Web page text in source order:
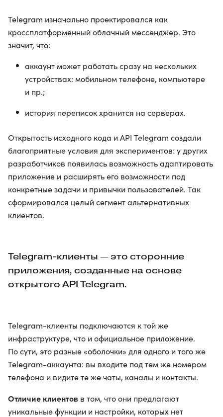
Telegram изначально проектировался как
кроссплатформенный облачный мессенджер. Это
значит, что:
аккаунт может работать сразу на нескольких
устройствах: мобильном телефоне, компьютере
и пр.;
история переписок хранится на серверах.
Открытость исходного кода и API Telegram создали
благоприятные условия для экспериментов: у других
разработчиков появилась возможность адаптировать
приложение и расширять его возможности под
конкретные задачи и привычки пользователей. Так
сформировался целый сегмент альтернативных
клиентов.
Telegram-клиенты — это сторонние
приложения, созданные на основе
открытого API Telegram.
Telegram-клиенты подключаются к той же
инфраструктуре, что и официальное приложение.
По сути, это разные «оболочки» для одного и того же
Telegram-аккаунта: вы входите под тем же номером
телефона и видите те же чаты, каналы и контакты.
Отличие клиентов в том, что они предлагают
уникальные функции и настройки, которых нет